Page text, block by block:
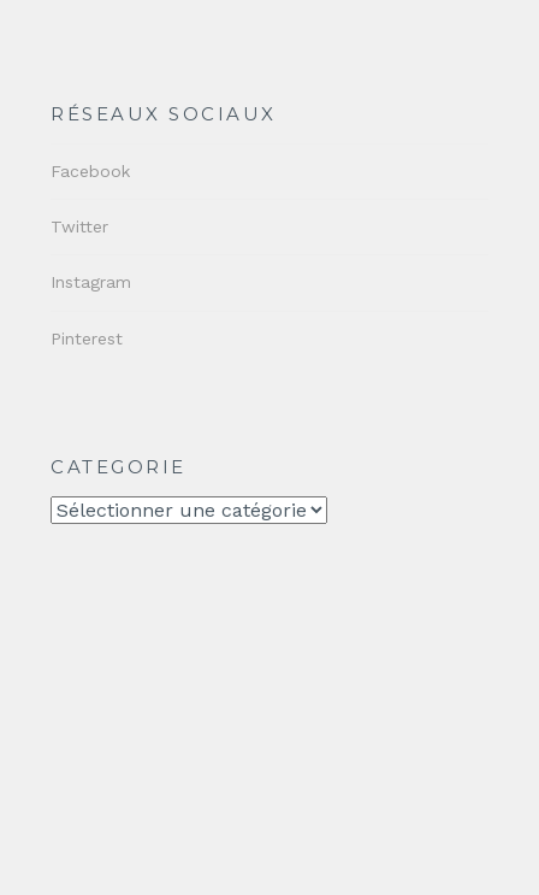
RÉSEAUX SOCIAUX
Facebook
Twitter
Instagram
Pinterest
CATEGORIE
CATEGORIE